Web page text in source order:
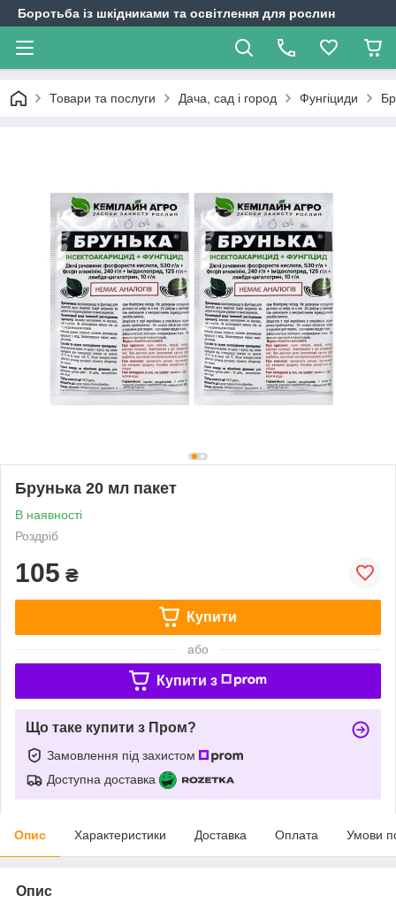
Боротьба із шкідниками та освітлення для рослин
Товари та послуги Дача, сад і город Фунгіциди
Брунька 20 мл пакет
В наявності
Роздріб
105 ₴
Купити
або
Купити з
Що таке купити з Пром?
Замовлення під захистом
Доступна доставка
Опис Характеристики Доставка Оплата Умови
Опис